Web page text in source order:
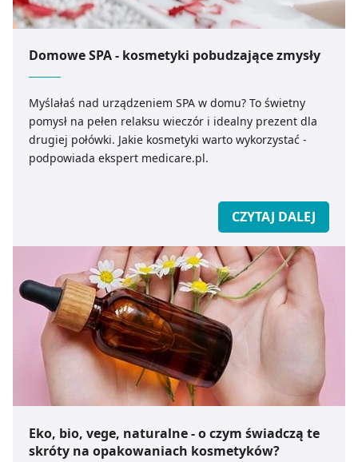
Domowe SPA - kosmetyki pobudzające zmysły
Myślałaś nad urządzeniem SPA w domu? To świetny
pomysł na pełen relaksu wieczór i idealny prezent dla
drugiej połówki. Jakie kosmetyki warto wykorzystać -
podpowiada ekspert medicare.pl.
CZYTAJ DALEJ
Eko, bio, vege, naturalne - o czym świadczą te
skróty na opakowaniach kosmetyków?